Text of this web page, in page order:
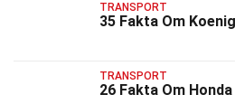
TRANSPORT
35 Fakta Om
TRANSPORT
26 Fakta Om